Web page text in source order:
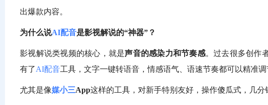
出爆款内容。
为什么说AI配音是影视解说的“神器”？
影视解说类视频的核心，就是声音的感染力和节奏感。过去很多创作
有了AI配音工具，文字一键转语音，情感语气、语速节奏都可以精准调
尤其是像媒小三App这样的工具，对新手特别友好，操作傻瓜式，几分